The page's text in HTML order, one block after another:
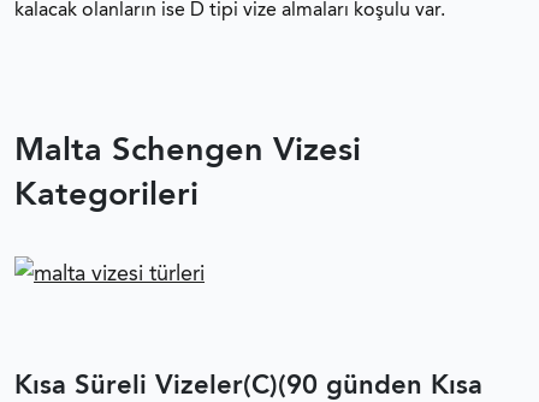
kalacak olanların ise D tipi vize almaları koşulu var.
Malta Schengen Vizesi
Kategorileri
Kısa Süreli Vizeler(C)(90 günden Kısa